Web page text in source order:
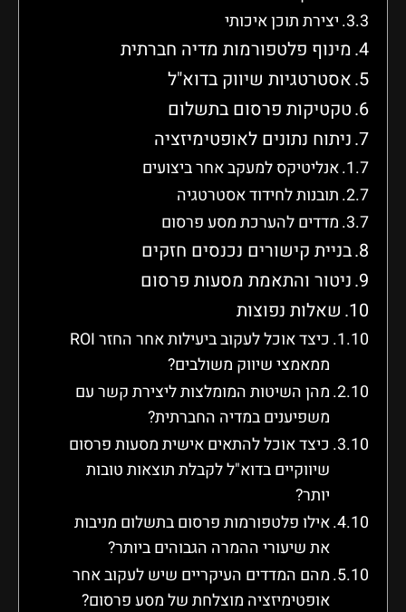
יצירת תוכן איכותי
מינוף פלטפורמות מדיה חברתית
אסטרטגיות שיווק בדוא"ל
טקטיקות פרסום בתשלום
ניתוח נתונים לאופטימיזציה
אנליטיקס למעקב אחר ביצועים
תובנות לחידוד אסטרטגיה
מדדים להערכת מסע פרסום
בניית קישורים נכנסים חזקים
ניטור והתאמת מסעות פרסום
שאלות נפוצות
כיצד אוכל לעקוב ביעילות אחר החזר ROI
ממאמצי שיווק משולבים?
מהן השיטות המומלצות ליצירת קשר עם
משפיענים במדיה החברתית?
כיצד אוכל להתאים אישית מסעות פרסום
שיווקיים בדוא"ל לקבלת תוצאות טובות
יותר?
אילו פלטפורמות פרסום בתשלום מניבות
את שיעורי ההמרה הגבוהים ביותר?
מהם המדדים העיקריים שיש לעקוב אחר
אופטימיזציה מוצלחת של מסע פרסום?